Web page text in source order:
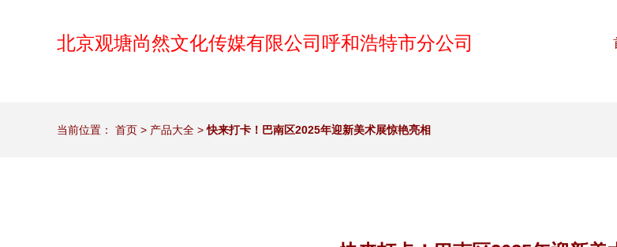
北京观塘尚然文化传媒有限公司呼和浩特市分公司
当前位置： 首页 > 产品大全 > 快来打卡！巴南区2025年迎新美术展惊艳亮相